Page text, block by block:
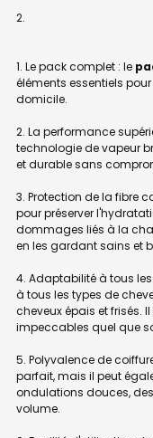
1. Le pack complet : le
éléments essentiels
domicile.
2. La performance
technologie de vapeur
et durable sans
3. Protection de la fibre
pour préserver
dommages liés à la
en les gardant sains et
4. Adaptabilité à tous
à tous les types de
cheveux épais et frisés.
impeccables quel que
5. Polyvalence de
parfait, mais il peut
ondulations douces,
volume.